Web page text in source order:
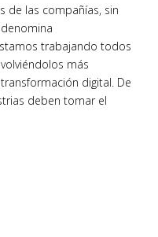
de las compañías, sin
trabajando todos
más
digital. De
deben tomar el